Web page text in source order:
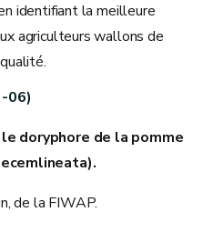
identifiant la meilleure
agriculteurs wallons de
06)
doryphore de la pomme
de la FIWAP.